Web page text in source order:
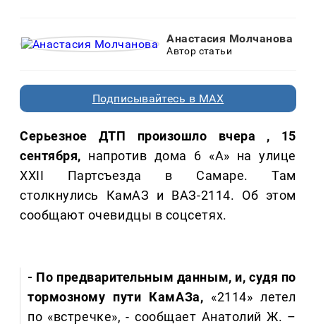
Анастасия Молчанова
Автор статьи
Подписывайтесь в MAX
Серьезное ДТП произошло вчера , 15
сентября, напротив дома 6 «А» на улице
XXII Партсъезда в Самаре. Там
столкнулись КамАЗ и ВАЗ-2114. Об этом
сообщают очевидцы в соцсетях.
- По предварительным данным, и, судя по
тормозному пути КамАЗа, «2114» летел
по «встречке», - сообщает Анатолий Ж. –